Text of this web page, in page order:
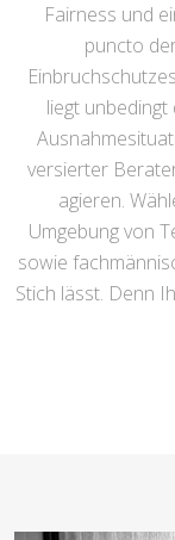
Fairness und
puncto
liegt
versierter
agieren.
Umgebung von
sowie
Stich lässt. Denn